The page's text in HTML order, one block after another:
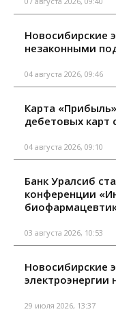
Новосибирские
незаконными
04 августа 2026, 09:46
Карта
дебетовых карт
04 августа 2026, 09:10
Банк Уралсиб
конференции
03 августа 2026, 10:53
Новосибирские
электроэнергии
29 июля 2026, 13:37